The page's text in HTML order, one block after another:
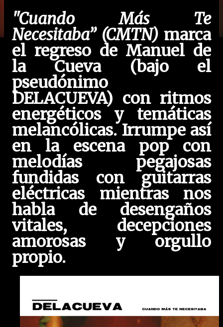
"Cuando Más Te
Necesitaba” (CMTN) marca
el regreso de Manuel de
la Cueva (bajo el
pseudónimo
DELACUEVA) con ritmos
energéticos y temáticas
melancólicas. Irrumpe así
en la escena pop con
melodías pegajosas
fundidas con guitarras
eléctricas mientras nos
habla de desengaños
vitales, decepciones
amorosas y orgullo
propio.